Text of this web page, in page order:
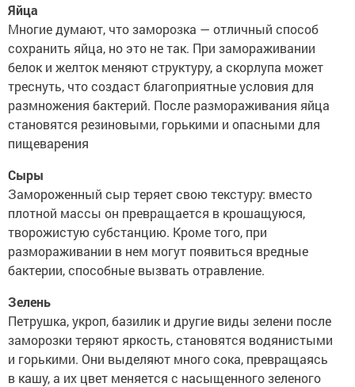
Яйца
Многие думают, что заморозка — отличный способ
сохранить яйца, но это не так. При замораживании
белок и желток меняют структуру, а скорлупа может
треснуть, что создаст благоприятные условия для
размножения бактерий. После размораживания яйца
становятся резиновыми, горькими и опасными для
пищеварения
Сыры
Замороженный сыр теряет свою текстуру: вместо
плотной массы он превращается в крошащуюся,
творожистую субстанцию. Кроме того, при
размораживании в нем могут появиться вредные
бактерии, способные вызвать отравление.
Зелень
Петрушка, укроп, базилик и другие виды зелени после
заморозки теряют яркость, становятся водянистыми
и горькими. Они выделяют много сока, превращаясь
в кашу, а их цвет меняется с насыщенного зеленого